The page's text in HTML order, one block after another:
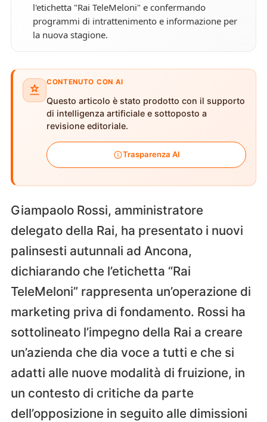
l'etichetta "Rai TeleMeloni" e confermando
programmi di intrattenimento e informazione per
la nuova stagione.
CONTENUTO CON AI
Questo articolo è stato prodotto con il supporto
di intelligenza artificiale e sottoposto a
revisione editoriale.
Trasparenza AI
Giampaolo Rossi, amministratore
delegato della Rai, ha presentato i nuovi
palinsesti autunnali ad Ancona,
dichiarando che l’etichetta “Rai
TeleMeloni” rappresenta un’operazione di
marketing priva di fondamento. Rossi ha
sottolineato l’impegno della Rai a creare
un’azienda che dia voce a tutti e che si
adatti alle nuove modalità di fruizione, in
un contesto di critiche da parte
dell’opposizione in seguito alle dimissioni